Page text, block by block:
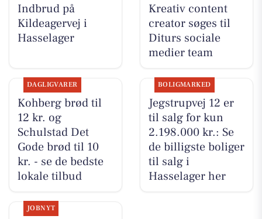
Indbrud på
Kildeagervej i
Hasselager
Kreativ content
creator søges til
Diturs sociale
medier team
DAGLIGVARER
Kohberg brød til
12 kr. og
Schulstad Det
Gode brød til 10
kr. - se de bedste
lokale tilbud
BOLIGMARKED
Jegstrupvej 12 er
til salg for kun
2.198.000 kr.: Se
de billigste boliger
til salg i
Hasselager her
JOBNYT